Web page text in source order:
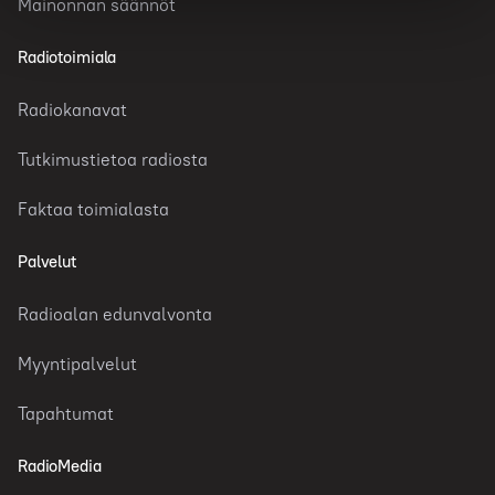
Radiotoimiala
Radiokanavat
Tutkimustietoa radiosta
Faktaa toimialasta
Palvelut
Radioalan edunvalvonta
Myyntipalvelut
Tapahtumat
RadioMedia